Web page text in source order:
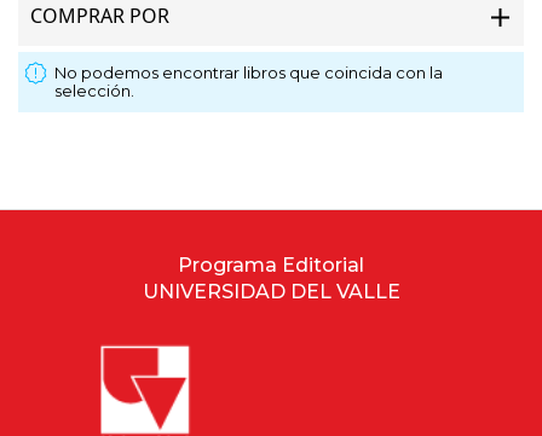
Artes escénicas
Biología
Ciencia política
Ciencias Sociales
Construcción de paz
COMPRAR POR
No podemos encontrar libros que coincida con la
selección.
Programa Editorial
UNIVERSIDAD DEL VALLE